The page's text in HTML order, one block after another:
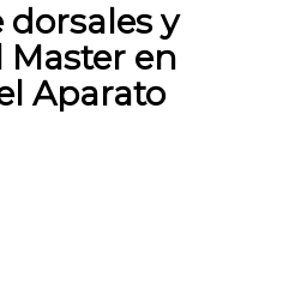
y
Master en
Aparato